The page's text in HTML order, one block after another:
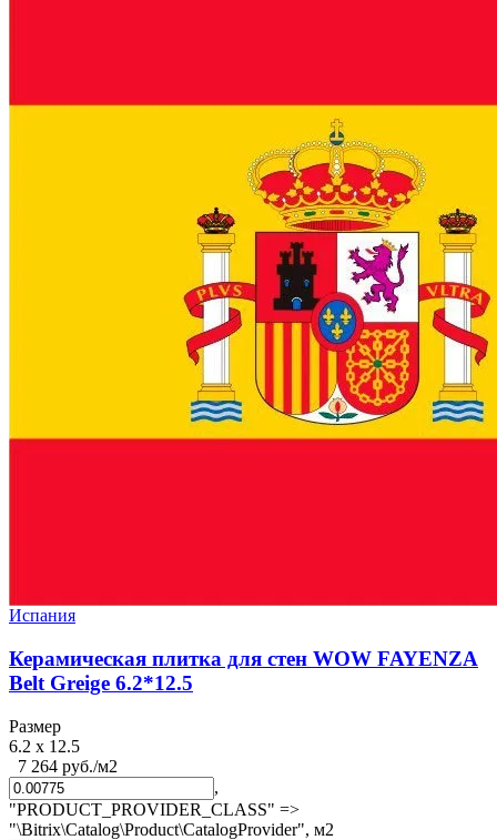
Испания
Керамическая плитка для стен WOW FAYENZA
Belt Greige 6.2*12.5
Размер
6.2 x 12.5
7 264 руб./м2
,
"PRODUCT_PROVIDER_CLASS" =>
"\Bitrix\Catalog\Product\CatalogProvider", м2